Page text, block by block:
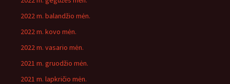
2022 m. balandžio mėn.
2022 m. kovo mėn.
2022 m. vasario mėn.
2021 m. gruodžio mėn.
2021 m. lapkričio mėn.